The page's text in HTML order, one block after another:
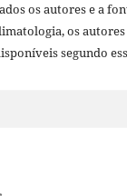
os autores e a
os
segundo